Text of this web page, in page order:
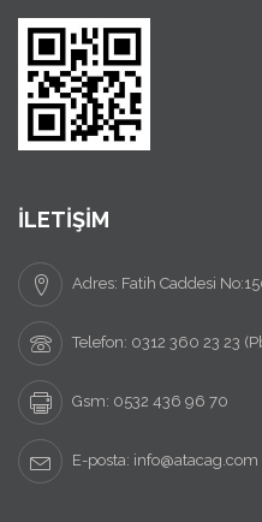
İLETİŞİM
Adres: Fatih Caddesi
Telefon: 0312 360 23 23
Gsm: 0532 436 96 70
E-posta: info@atacag.com